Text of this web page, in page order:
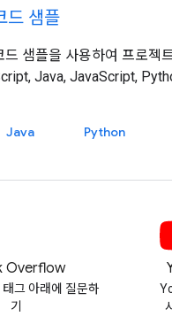
드 샘플
드 샘플을 사용하여 프로젝
Java, JavaScript,
Java Python
Overflow
그 아래에 질문하
기